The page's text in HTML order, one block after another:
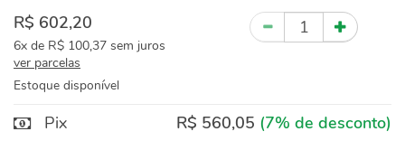
R$ 602,20
6x de R$ 100,37 sem juros
ver parcelas
Estoque disponível
Quantidade
Pix R$ 560,05 (7% de desconto)